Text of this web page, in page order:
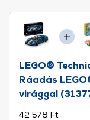
LEGO®
Ráadás
virággal
42 578 Ft